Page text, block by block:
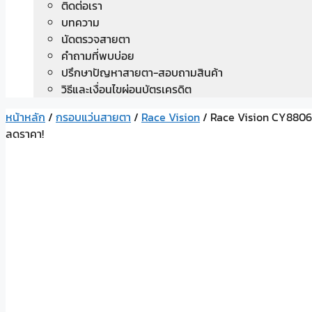
ติดต่อเรา
บทความ
นัดตรวจสายตา
คำถามที่พบบ่อย
ปรึกษาปัญหาสายตา-สอบถามสินค้า
วิธีและเงื่อนไขผ่อนบัตรเครดิต
หน้าหลัก / กรอบแว่นสายตา / Race Vision/ Race Vision
ลดราคา!